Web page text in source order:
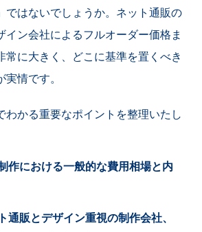
ではないでしょうか。ネット通販の
イン会社によるフルオーダー価格ま
常に大きく、どこに基準を置くべき
情です。
わかる重要なポイントを整理いたし
作における一般的な費用相場と内
通販とデザイン重視の制作会社、